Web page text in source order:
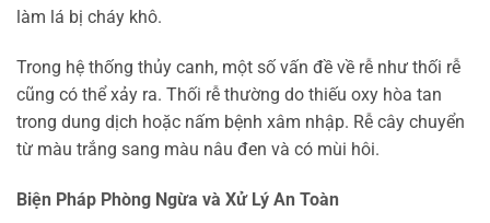
làm lá bị cháy khô.
Trong hệ thống thủy canh, một số vấn đề về rễ như thối rễ
cũng có thể xảy ra. Thối rễ thường do thiếu oxy hòa tan
trong dung dịch hoặc nấm bệnh xâm nhập. Rễ cây chuyển
từ màu trắng sang màu nâu đen và có mùi hôi.
Biện Pháp Phòng Ngừa và Xử Lý An Toàn